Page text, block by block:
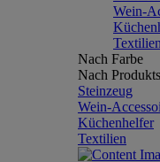
Wein-
Textilien
Nach Farbe
Nach
Steinzeug
Wein-
Küchenhelfer
Textilien